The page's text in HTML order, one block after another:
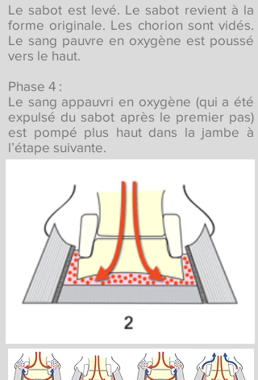
Le sabot est levé. Le sabot revient à la
forme originale. Les chorion sont vidés.
Le sang pauvre en oxygène est poussé
vers le haut.
Phase 4 :
Le sang appauvri en oxygène (qui a été
expulsé du sabot après le premier pas)
est pompé plus haut dans la jambe à
l’étape suivante.